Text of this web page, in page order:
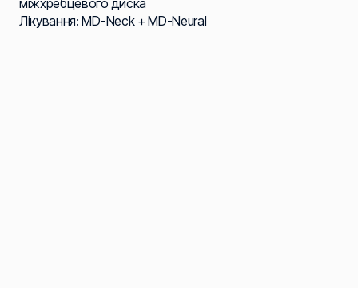
міжхребцевого диска
Лікування: MD-Neck + MD-Neural